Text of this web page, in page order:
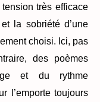
très efficace
la sobriété d’une
choisi. Ici, pas
des poèmes
et du rythme
l’emporte toujours